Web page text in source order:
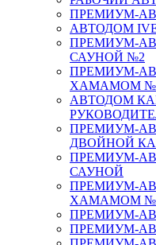
ПРЕМИУМ-
АВТОДОМ
ПРЕМИУМ-
САУНОЙ №2
ПРЕМИУМ-
ХАМАМОМ
АВТОДОМ
ПРЕМИУМ-
ДВОЙНОЙ
ПРЕМИУМ-
САУНОЙ
ПРЕМИУМ-
ХАМАМОМ
ПРЕМИУМ-
ПРЕМИУМ-